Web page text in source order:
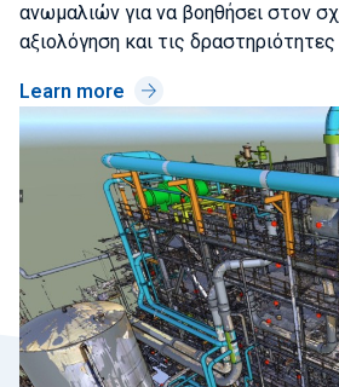
ανωμαλιών για να βοηθήσει στον
αξιολόγηση και τις
Learn more